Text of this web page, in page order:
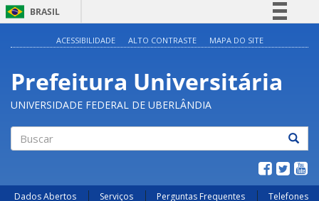
BRASIL
Participe
Acesso à informação
ACESSIBILIDADE ALTO CONTRASTE MAPA DO SITE
Prefeitura Universitária
UNIVERSIDADE FEDERAL DE UBERLÂNDIA
Dados Abertos Serviços Perguntas Frequentes
Telefones